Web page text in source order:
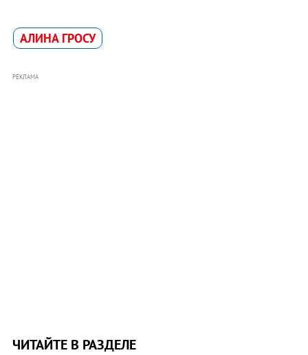
АЛИНА ГРОСУ
РЕКЛАМА
ЧИТАЙТЕ В РАЗДЕЛЕ